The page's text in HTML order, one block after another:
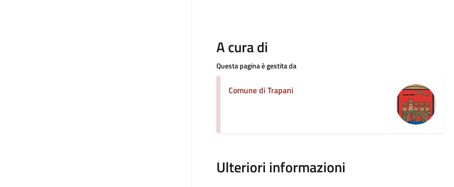
A cura di
Questa pagina è gestita da
Comune di Trapani
Ulteriori informazioni